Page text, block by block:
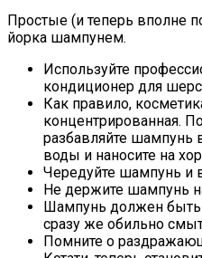
Простые (и теперь вполне
йорка шампунем.
Используйте
кондиционер для
Как правило,
концентрированная.
разбавляйте шампунь
воды и наносите на
Чередуйте шампунь и
Не держите шампунь
Шампунь должен быть
сразу же обильно
Помните о